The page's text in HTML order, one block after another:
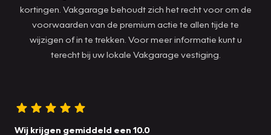
kortingen. Vakgarage behoudt zich het recht voor om de
voorwaarden van de premium actie te allen tijde te
wijzigen of in te trekken. Voor meer informatie kunt u
terecht bij uw lokale Vakgarage vestiging.
Wij krijgen gemiddeld een 10.0